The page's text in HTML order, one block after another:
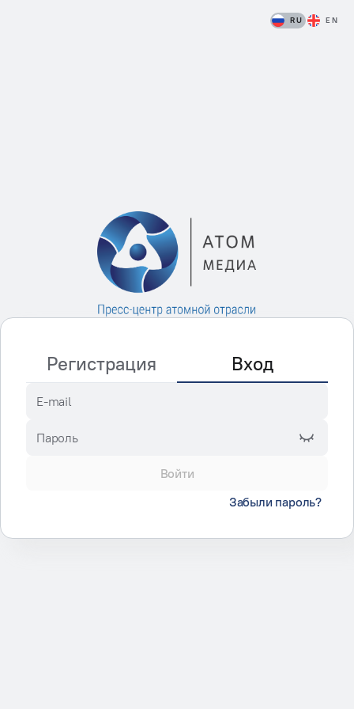
RU EN
Регистрация Вход
E-mail
Пароль
Войти
Забыли пароль?